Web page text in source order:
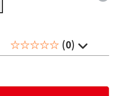
☆☆☆☆☆ (0)